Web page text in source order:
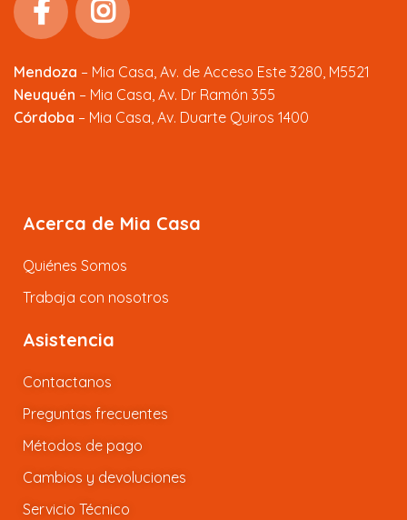
Mendoza – Mia Casa, Av. de Acceso Este 3280, M5521
Neuquén – Mia Casa, Av. Dr Ramón 355
Córdoba – Mia Casa, Av. Duarte Quiros 1400
Acerca de Mia Casa
Quiénes Somos
Trabaja con nosotros
Asistencia
Contactanos
Preguntas frecuentes
Métodos de pago
Cambios y devoluciones
Servicio Técnico